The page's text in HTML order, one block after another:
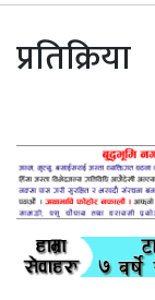
प्रतिक्रिया